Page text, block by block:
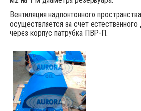
Вентиляция надпонтонного
осуществляется за счет
через корпус патрубка ПВР-П.